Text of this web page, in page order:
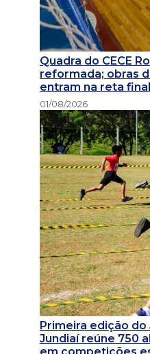
Quadra do CECE
reformada; obras
entram na reta final
01/08/2026
Primeira edição do
Jundiaí reúne 750
em competições